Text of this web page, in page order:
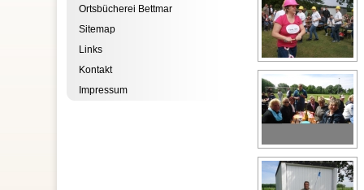
Ortsbücherei Bettmar
Sitemap
Links
Kontakt
Impressum